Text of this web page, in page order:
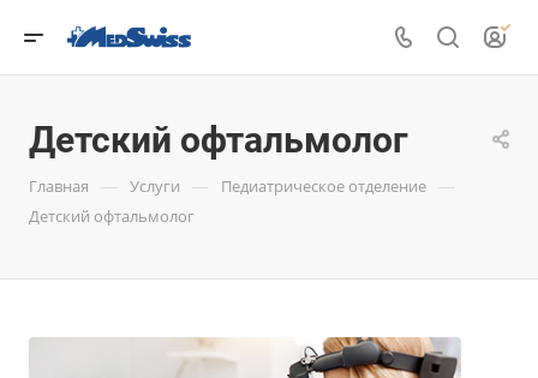
Детский офтальмолог
Главная — Услуги — Педиатрическое отделение —
Детский офтальмолог